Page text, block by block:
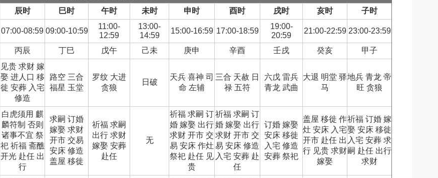
辰时 巳时 午时 未时 申时 酉时 戌时 亥时 子时
07:00-08:59 09:00-10:59
11:00-
12:59
13:00-
14:59
15:00-16:59 17:00-18:59
19:00-
20:59
21:00-22:59 23:00-23:59
丙辰 丁巳 戊午 己未 庚申 辛酉 壬戌 癸亥 甲子
见贵 求财 嫁
娶 进人口 移
徙 安葬 入宅
修造
路空 三合
福星 玉堂
罗纹 大进
贪狼
日破
天兵 喜神 司
命 左辅
三合 天赦 日
禄 五符
六戊 雷兵
青龙 武曲
大退 明堂 驿
马
地兵 青龙 帝
旺 贪狼
白虎须用 麒
麟符制 否则
诸事不宜 祭
祀 祈福 斋醮
开光 赴任 出
行
求嗣 订婚
嫁娶 求财
开市 交易
安床 修造
盖屋 移徙
祈福 求嗣
出行 求财
嫁娶 安葬
赴任
无
祈福 求嗣 订
婚 嫁娶 出行
求财 开市 交
易 安床 作灶
祭祀 赴任 见
贵
祈福 求嗣 订
婚 嫁娶 出行
求财 开市 交
易 安床 修造
入宅 安葬 赴
任
订婚 嫁娶
安床 移徙
入宅 修造
安葬 祭祀
盖屋 移徙 作
灶 安床 入宅
开市 赴任 出
行 见贵 求财
嫁娶
祈福 订婚 嫁
娶 安床 移徙
入宅 安葬 求
嗣 赴任 出行
求财